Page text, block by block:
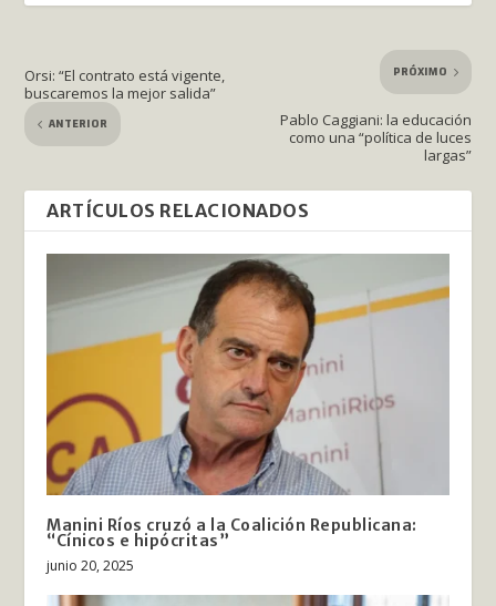
Orsi: “El contrato está vigente,
buscaremos la mejor salida”
ANTERIOR
PRÓXIMO
Pablo Caggiani: la educación
como una “política de luces
largas”
ARTÍCULOS RELACIONADOS
Manini Ríos cruzó a la Coalición Republicana:
“Cínicos e hipócritas”
junio 20, 2025